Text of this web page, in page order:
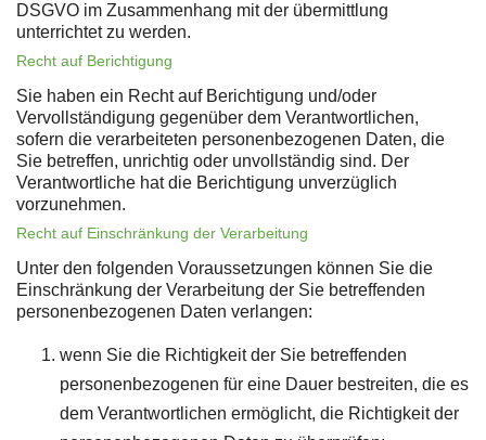
DSGVO im Zusammenhang mit der übermittlung
unterrichtet zu werden.
Recht auf Berichtigung
Sie haben ein Recht auf Berichtigung und/oder
Vervollständigung gegenüber dem Verantwortlichen,
sofern die verarbeiteten personenbezogenen Daten, die
Sie betreffen, unrichtig oder unvollständig sind. Der
Verantwortliche hat die Berichtigung unverzüglich
vorzunehmen.
Recht auf Einschränkung der Verarbeitung
Unter den folgenden Voraussetzungen können Sie die
Einschränkung der Verarbeitung der Sie betreffenden
personenbezogenen Daten verlangen:
wenn Sie die Richtigkeit der Sie betreffenden
personenbezogenen für eine Dauer bestreiten, die es
dem Verantwortlichen ermöglicht, die Richtigkeit der